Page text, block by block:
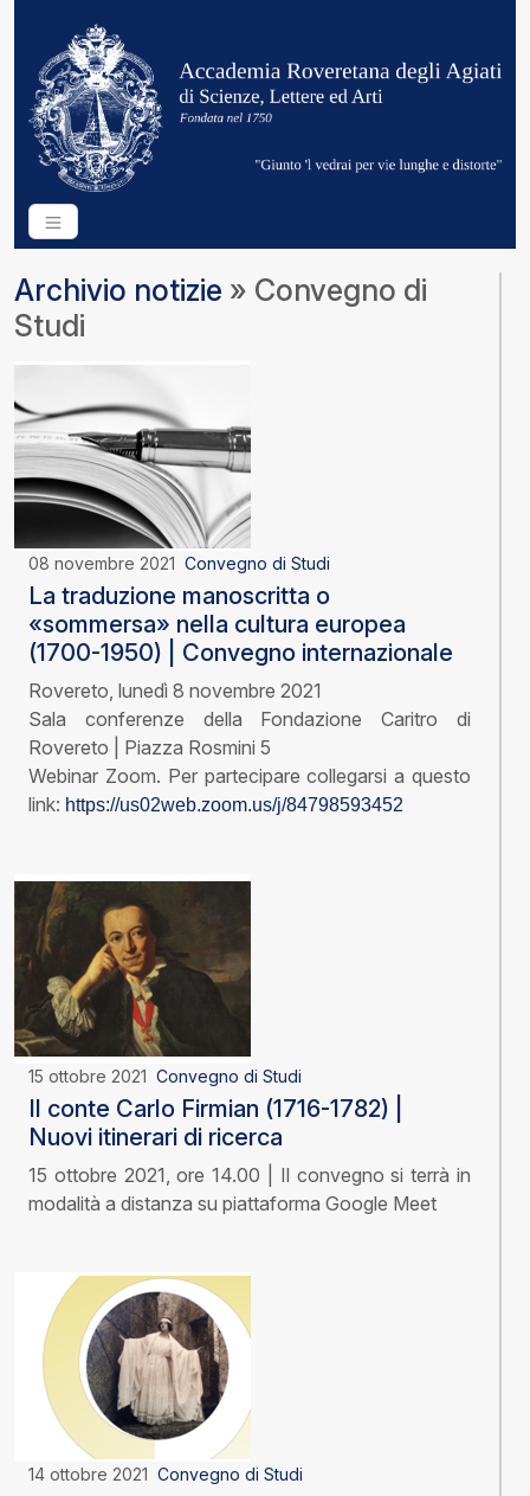
Archivio notizie » Convegno di
Studi
08 novembre 2021 Convegno di Studi
La traduzione manoscritta o
«sommersa» nella cultura europea
(1700-1950) | Convegno internazionale
Rovereto, lunedì 8 novembre 2021
Sala conferenze della Fondazione Caritro di
Rovereto | Piazza Rosmini 5
Webinar Zoom. Per partecipare collegarsi a questo
link: https://us02web.zoom.us/j/84798593452
15 ottobre 2021 Convegno di Studi
Il conte Carlo Firmian (1716-1782) |
Nuovi itinerari di ricerca
15 ottobre 2021, ore 14.00 | Il convegno si terrà in
modalità a distanza su piattaforma Google Meet
14 ottobre 2021 Convegno di Studi